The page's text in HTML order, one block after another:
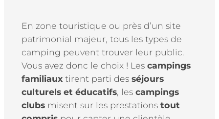
En zone touristique ou près d’un site
patrimonial majeur, tous les types de
camping peuvent trouver leur public.
Vous avez donc le choix ! Les campings
familiauxtirent parti des séjours
culturels et éducatifs, les campings
clubsmisent sur les prestations tout